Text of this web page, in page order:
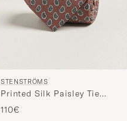
STENSTRÖMS
Printed Silk Paisley Tie
7,5cm Rust
110€